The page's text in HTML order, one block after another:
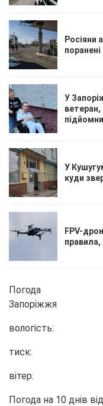
Росіяни
поранені
У
ветеран,
У
куди
FPV-
правила,
Погода
Запоріжжя
вологість:
тиск:
вітер:
Погода на 10 днів від